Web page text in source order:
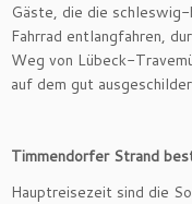
Gäste, die die
Fahrrad entlangfahren,
Weg von Lübeck-
auf dem gut
Timmendorfer Strand
Hauptreisezeit sind die